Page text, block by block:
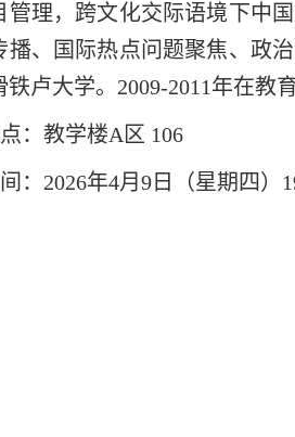
管理，跨文化交际语境下中
播、国际热点问题聚焦、政
铁卢大学。2009-2011年在教
：教学楼A区 106
：2026年4月9日（星期四）